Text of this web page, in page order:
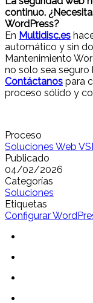
continuo.
WordPress?
En Multidisc.es
automático y sin
Mantenimiento
no solo sea seguro
Contáctanos para
proceso sólido y
Proceso
Soluciones Web
Publicado
04/02/2026
Categorías
Soluciones
Etiquetas
Configurar